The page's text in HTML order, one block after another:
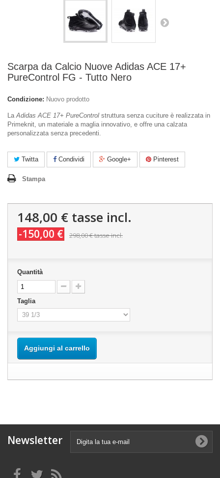
Scarpa da Calcio Nuove Adidas ACE 17+
PureControl FG - Tutto Nero
Condizione: Nuovo prodotto
LaAdidas ACE 17+ PureControl struttura senza cuciture è realizzata in
Primeknit, un materiale a maglia innovativo, e offre una calzata
personalizzata senza precedenti.
Twitta Condividi Google+ Pinterest
Stampa
148,00 € tasse incl.
-150,00 € 298,00 €tasse incl.
Quantità
Taglia
Aggiungi al carrello
Newsletter